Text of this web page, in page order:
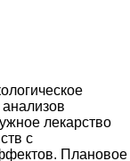
лекарство
с
Плановое